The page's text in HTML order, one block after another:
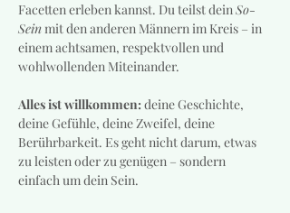
Facetten erleben kannst. Du teilst dein So-
Sein mit den anderen Männern im Kreis – in
einem achtsamen, respektvollen und
wohlwollenden Miteinander.
Alles ist willkommen: deine Geschichte,
deine Gefühle, deine Zweifel, deine
Berührbarkeit. Es geht nicht darum, etwas
zu leisten oder zu genügen – sondern
einfach um dein Sein.